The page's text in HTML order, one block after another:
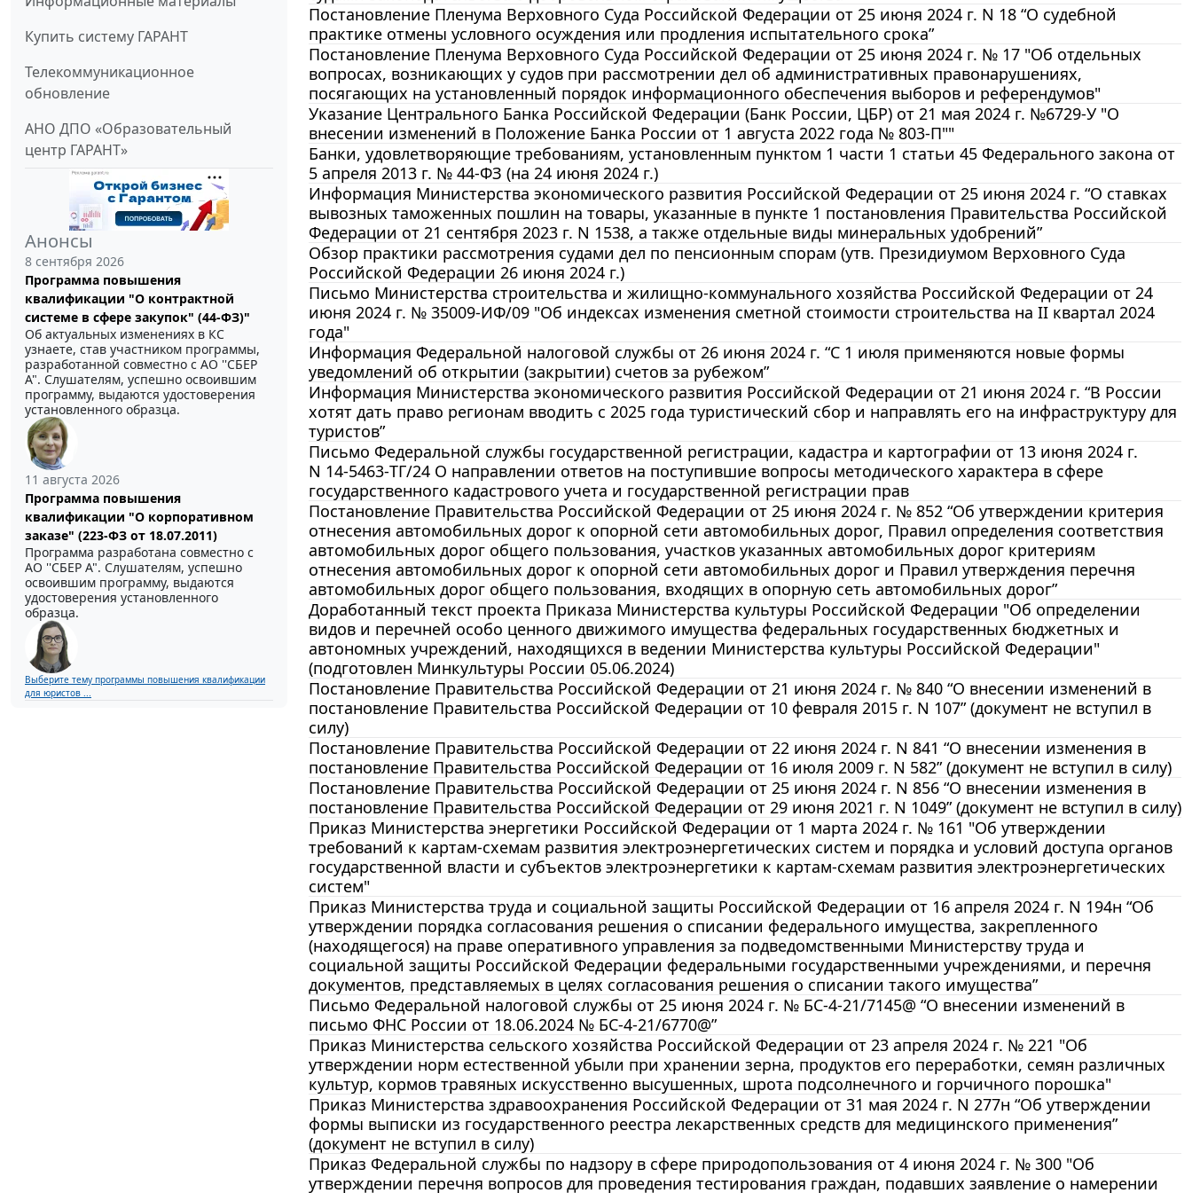
Купить систему ГАРАНТ
Телекоммуникационное
обновление
АНО ДПО «Образовательный
центр ГАРАНТ»
Анонсы
8 сентября 2026
Программа повышения
квалификации "О контрактной
системе в сфере закупок" (44-ФЗ)"
Об актуальных изменениях в КС
узнаете, став участником программы,
разработанной совместно с АО ''СБЕР
А". Слушателям, успешно освоившим
программу, выдаются удостоверения
установленного образца.
11 августа 2026
Программа повышения
квалификации "О корпоративном
заказе" (223-ФЗ от 18.07.2011)
Программа разработана совместно с
АО ''СБЕР А". Слушателям, успешно
освоившим программу, выдаются
удостоверения установленного
образца.
Выберите тему программы повышения квалификации
для юристов ...
Постановление Пленума Верховного Суда Российской Федерации от 25 июня 2024 г. N 18 “О судебной
практике отмены условного осуждения или продления испытательного срока”
Постановление Пленума Верховного Суда Российской Федерации от 25 июня 2024 г. № 17 "Об отдельных
вопросах, возникающих у судов при рассмотрении дел об административных правонарушениях,
посягающих на установленный порядок информационного обеспечения выборов и референдумов"
Указание Центрального Банка Российской Федерации (Банк России, ЦБР) от 21 мая 2024 г. №6729-У "О
внесении изменений в Положение Банка России от 1 августа 2022 года № 803-П""
Банки, удовлетворяющие требованиям, установленным пунктом 1 части 1 статьи 45 Федерального закона от
5 апреля 2013 г. № 44-ФЗ (на 24 июня 2024 г.)
Информация Министерства экономического развития Российской Федерации от 25 июня 2024 г. “О ставках
вывозных таможенных пошлин на товары, указанные в пункте 1 постановления Правительства Российской
Федерации от 21 сентября 2023 г. N 1538, а также отдельные виды минеральных удобрений”
Обзор практики рассмотрения судами дел по пенсионным спорам (утв. Президиумом Верховного Суда
Российской Федерации 26 июня 2024 г.)
Письмо Министерства строительства и жилищно-коммунального хозяйства Российской Федерации от 24
июня 2024 г. № 35009-ИФ/09 "Об индексах изменения сметной стоимости строительства на II квартал 2024
года"
Информация Федеральной налоговой службы от 26 июня 2024 г. “С 1 июля применяются новые формы
уведомлений об открытии (закрытии) счетов за рубежом”
Информация Министерства экономического развития Российской Федерации от 21 июня 2024 г. “В России
хотят дать право регионам вводить с 2025 года туристический сбор и направлять его на инфраструктуру для
туристов”
Письмо Федеральной службы государственной регистрации, кадастра и картографии от 13 июня 2024 г.
N 14-5463-ТГ/24 О направлении ответов на поступившие вопросы методического характера в сфере
государственного кадастрового учета и государственной регистрации прав
Постановление Правительства Российской Федерации от 25 июня 2024 г. № 852 “Об утверждении критерия
отнесения автомобильных дорог к опорной сети автомобильных дорог, Правил определения соответствия
автомобильных дорог общего пользования, участков указанных автомобильных дорог критериям
отнесения автомобильных дорог к опорной сети автомобильных дорог и Правил утверждения перечня
автомобильных дорог общего пользования, входящих в опорную сеть автомобильных дорог”
Доработанный текст проекта Приказа Министерства культуры Российской Федерации "Об определении
видов и перечней особо ценного движимого имущества федеральных государственных бюджетных и
автономных учреждений, находящихся в ведении Министерства культуры Российской Федерации"
(подготовлен Минкультуры России 05.06.2024)
Постановление Правительства Российской Федерации от 21 июня 2024 г. № 840 “О внесении изменений в
постановление Правительства Российской Федерации от 10 февраля 2015 г. N 107” (документ не вступил в
силу)
Постановление Правительства Российской Федерации от 22 июня 2024 г. N 841 “О внесении изменения в
постановление Правительства Российской Федерации от 16 июля 2009 г. N 582” (документ не вступил в силу)
Постановление Правительства Российской Федерации от 25 июня 2024 г. N 856 “О внесении изменения в
постановление Правительства Российской Федерации от 29 июня 2021 г. N 1049” (документ не вступил в силу)
Приказ Министерства энергетики Российской Федерации от 1 марта 2024 г. № 161 "Об утверждении
требований к картам-схемам развития электроэнергетических систем и порядка и условий доступа органов
государственной власти и субъектов электроэнергетики к картам-схемам развития электроэнергетических
систем"
Приказ Министерства труда и социальной защиты Российской Федерации от 16 апреля 2024 г. N 194н “Об
утверждении порядка согласования решения о списании федерального имущества, закрепленного
(находящегося) на праве оперативного управления за подведомственными Министерству труда и
социальной защиты Российской Федерации федеральными государственными учреждениями, и перечня
документов, представляемых в целях согласования решения о списании такого имущества”
Письмо Федеральной налоговой службы от 25 июня 2024 г. № БС-4-21/7145@ “О внесении изменений в
письмо ФНС России от 18.06.2024 № БС-4-21/6770@”
Приказ Министерства сельского хозяйства Российской Федерации от 23 апреля 2024 г. № 221 "Об
утверждении норм естественной убыли при хранении зерна, продуктов его переработки, семян различных
культур, кормов травяных искусственно высушенных, шрота подсолнечного и горчичного порошка"
Приказ Министерства здравоохранения Российской Федерации от 31 мая 2024 г. N 277н “Об утверждении
формы выписки из государственного реестра лекарственных средств для медицинского применения”
(документ не вступил в силу)
Приказ Федеральной службы по надзору в сфере природопользования от 4 июня 2024 г. № 300 "Об
утверждении перечня вопросов для проведения тестирования граждан, подавших заявление о намерении